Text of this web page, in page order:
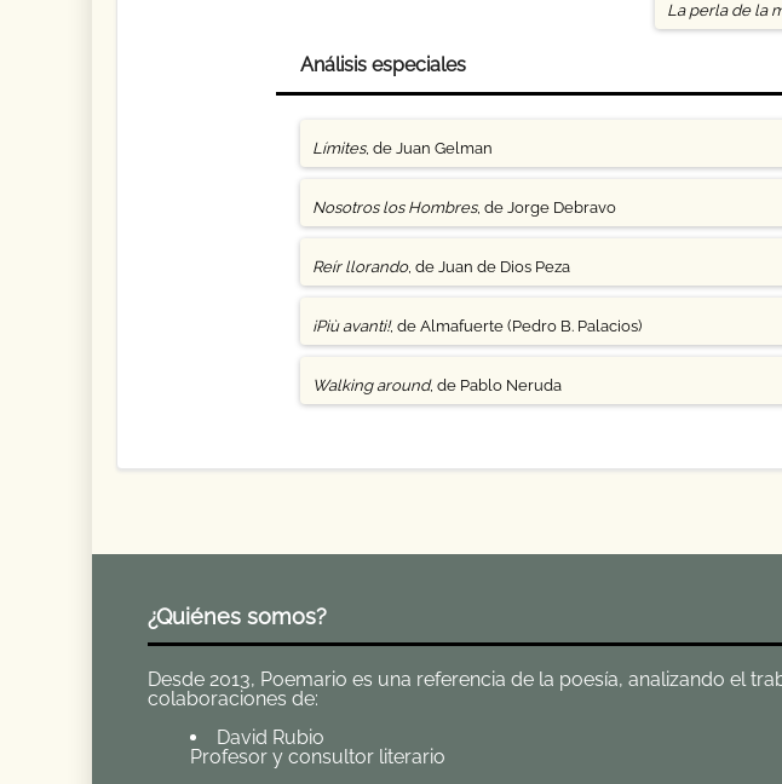
La perla de la
Análisis especiales
Límites, de Juan Gelman
Nosotros los Hombres, de Jorge Debravo
Reír llorando, de Juan de Dios Peza
¡Più avanti!, de Almafuerte (Pedro B. Palacios)
Walking around, de Pablo Neruda
¿Quiénes somos?
Desde 2013, Poemario es una referencia de la poesía, analizando el
colaboraciones de:
David Rubio
Profesor y consultor literario